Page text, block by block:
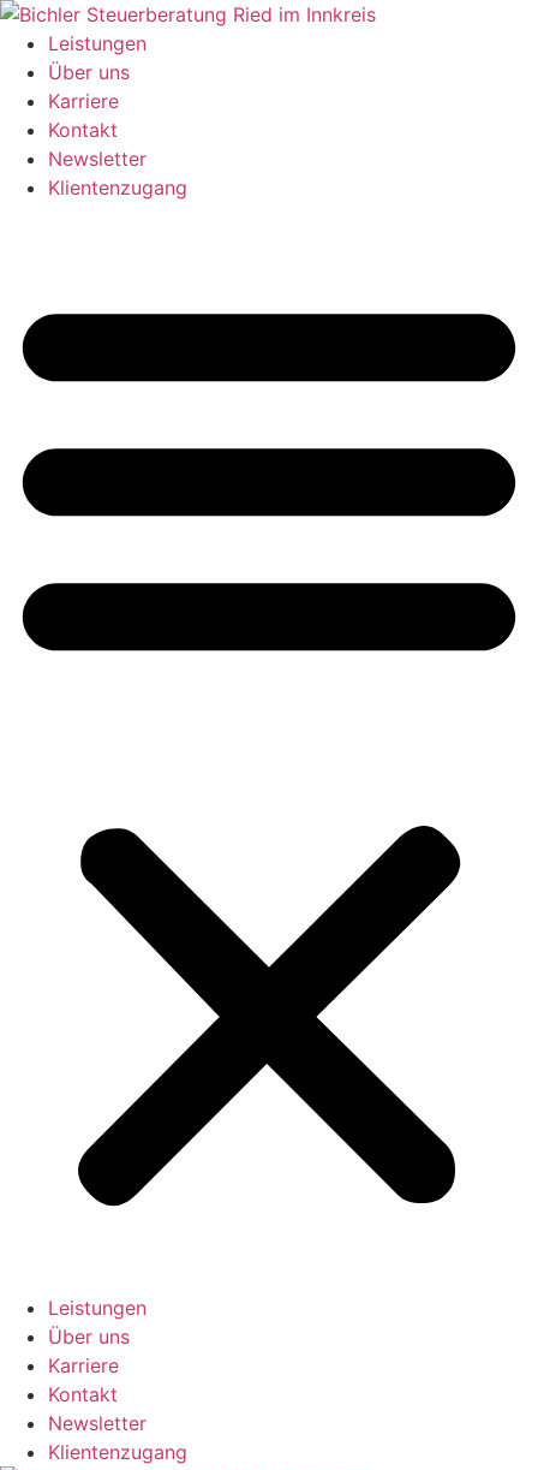
Zum
Inhalt
springen
Leistungen
Über uns
Karriere
Kontakt
Newsletter
Klientenzugang
Leistungen
Über uns
Karriere
Kontakt
Newsletter
Klientenzugang